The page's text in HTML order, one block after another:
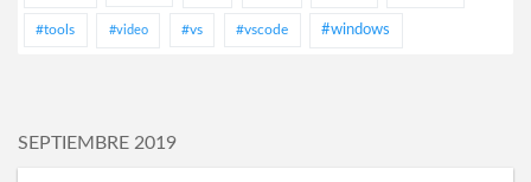
#tools #video #vs #vscode #windows
SEPTIEMBRE 2019